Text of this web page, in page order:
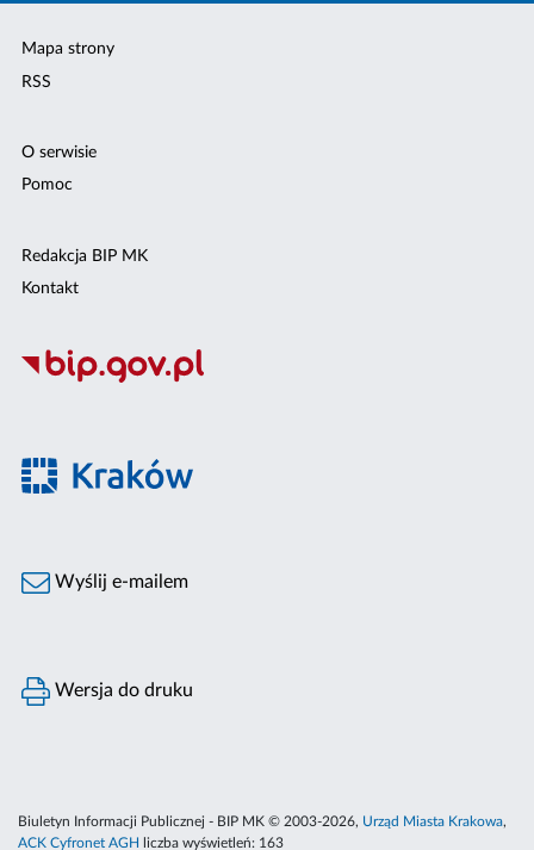
Mapa strony
RSS
O serwisie
Pomoc
Redakcja BIP MK
Kontakt
Wyślij e-mailem
Wersja do druku
Biuletyn Informacji Publicznej - BIP MK © 2003-2026, Urząd Miasta Krakowa,
ACK Cyfronet AGH
liczba wyświetleń: 163